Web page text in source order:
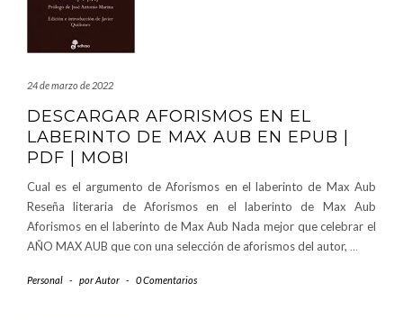
24 de marzo de 2022
DESCARGAR AFORISMOS EN EL
LABERINTO DE MAX AUB EN EPUB |
PDF | MOBI
Cual es el argumento de Aforismos en el laberinto de Max Aub
Reseña literaria de Aforismos en el laberinto de Max Aub
Aforismos en el laberinto de Max Aub Nada mejor que celebrar el
AÑO MAX AUB que con una selección de aforismos del autor, …
Personal - porAutor - 0 Comentarios